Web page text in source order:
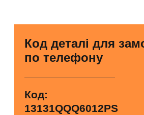
Код деталі для
по телефону
Код:
13131QQQ6012PS